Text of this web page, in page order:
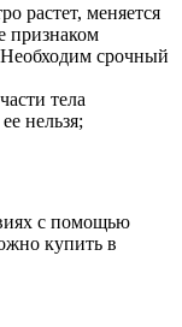
растет, меняется
признаком
срочный
тела
нельзя;
с помощью
купить в